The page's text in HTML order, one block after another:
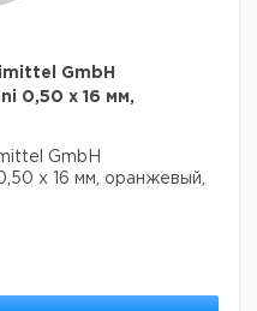
GmbH
0,50 x 16 мм,
GmbH
x 16 мм, оранжевый,